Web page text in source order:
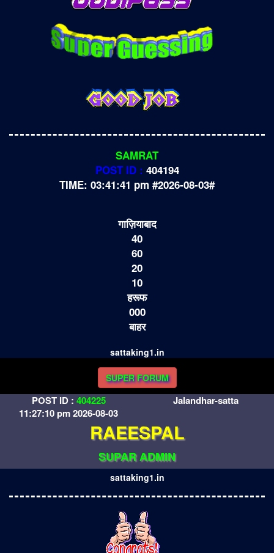
SAMRAT
POST ID : 404194
TIME: 03:41:41 pm #2026-08-03#
गाज़ियाबाद
40
60
20
10
हरूफ
000
बाहर
sattaking1.in
SUPER FORUM
POST ID : 404225
11:27:10 pm 2026-08-03
Jalandhar-satta
RAEESPAL
SUPAR ADMIN
sattaking1.in